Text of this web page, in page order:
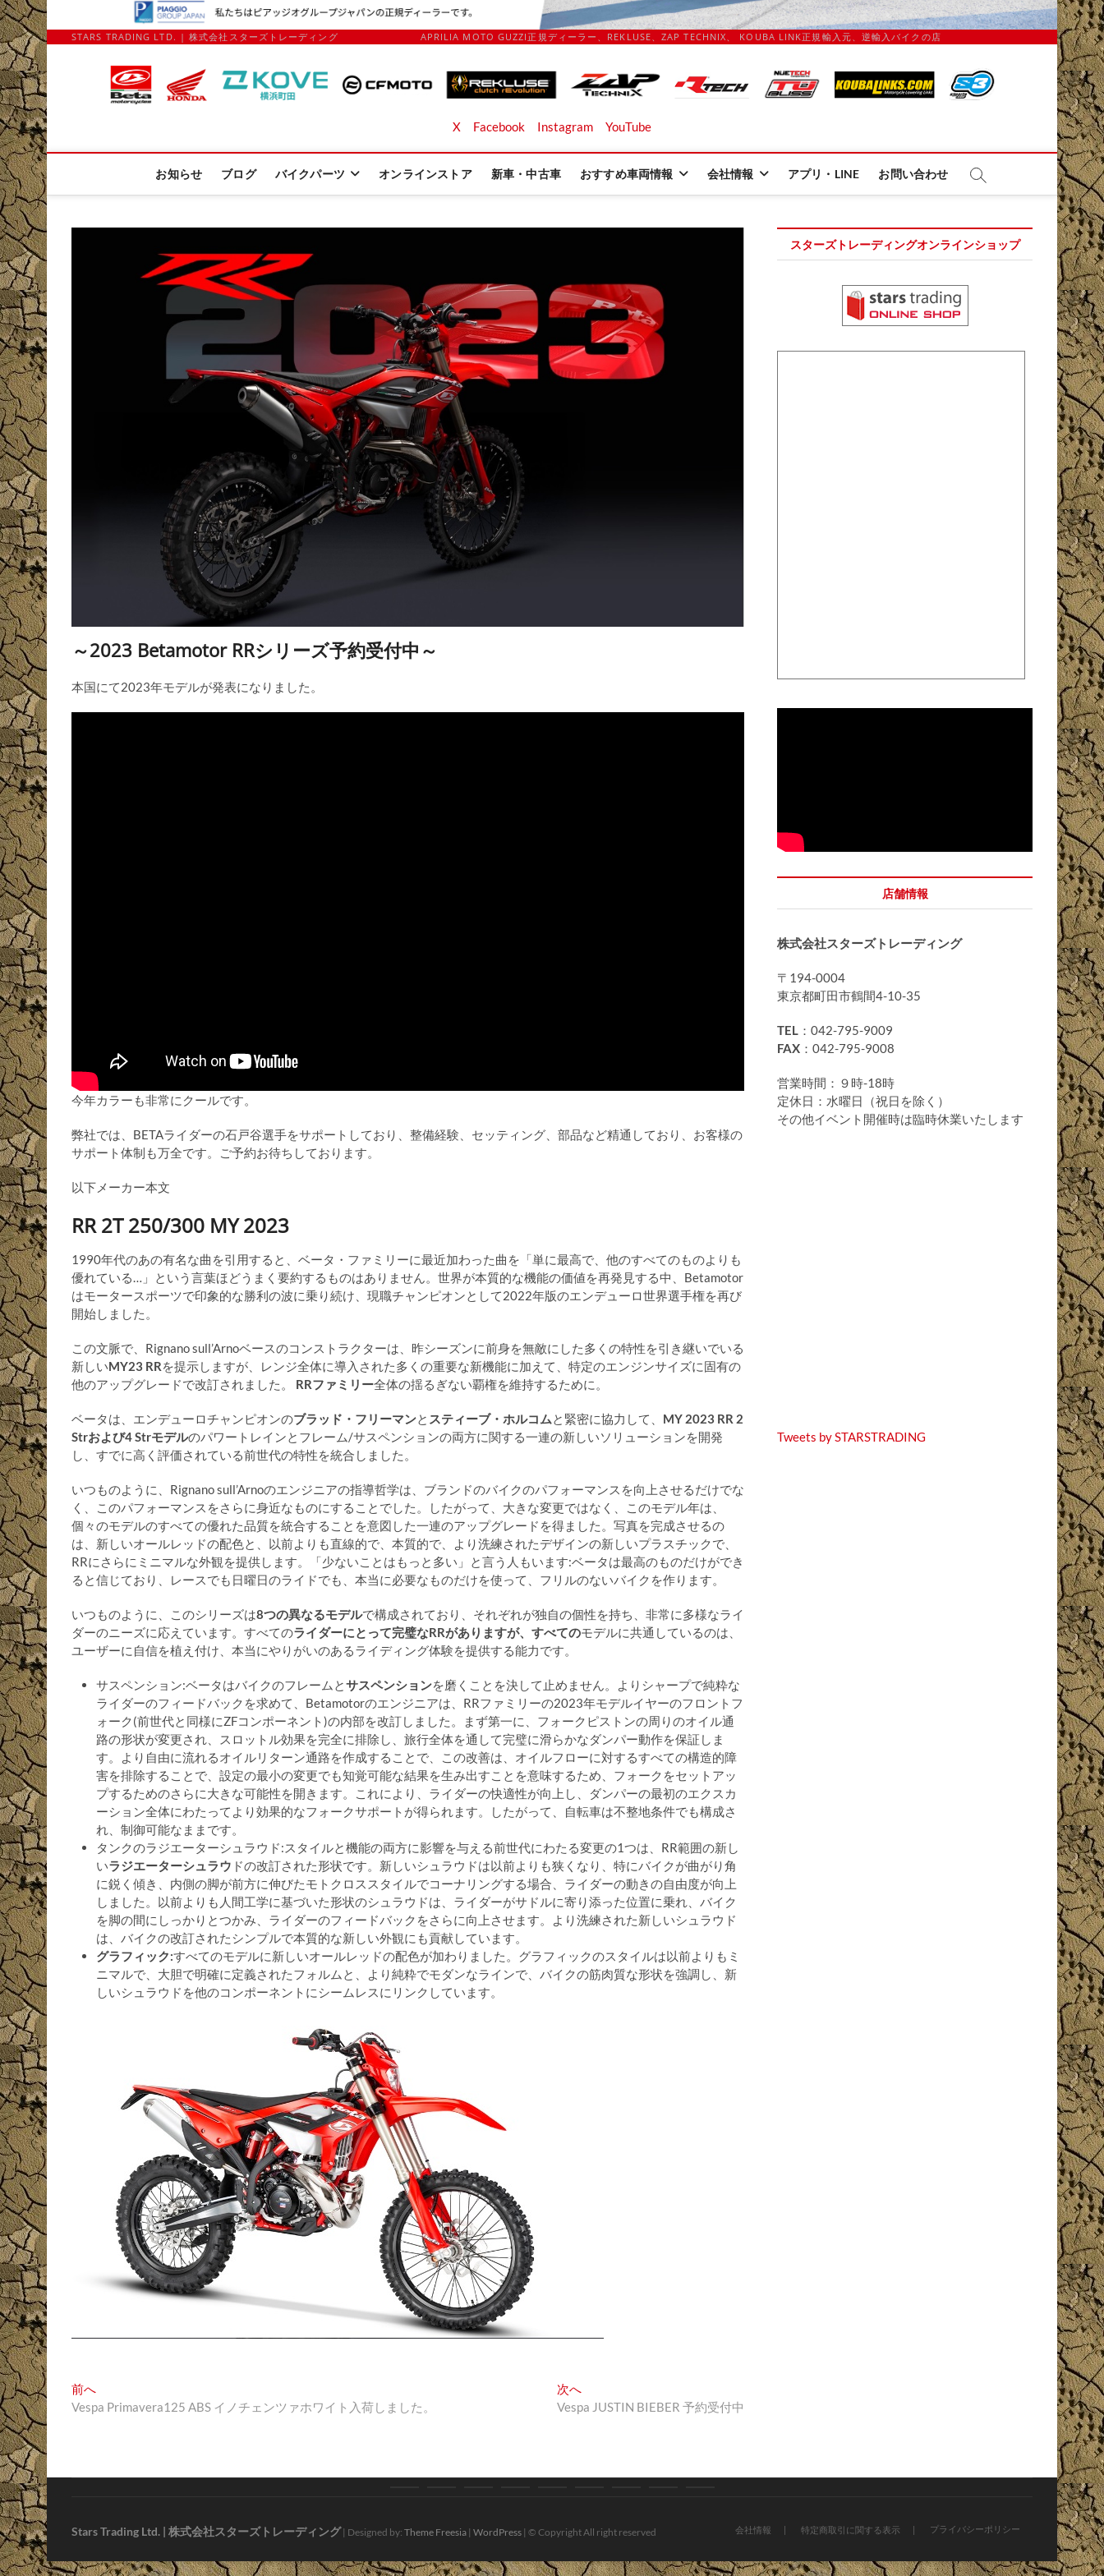
STARS TRADING LTD. | 株式会社スターズトレーディング APRILIA MOTO GUZZI正規ディーラー、REKLUSE、ZAP TECHNIX、 KOUBA LINK正規輸入元、逆輸入バイクの店
Stars Trading Ltd. | 株式会社スターズトレーディング
APRILIA MOTO GUZZI正規ディーラー、REKLUSE、ZAP TECHNIX、 KOUBA LINK正規輸入元、逆輸入バイクの店
X Facebook Instagram YouTube
お知らせ ブログ バイクパーツ オンラインストア 新車・中古車 おすすめ車両情報 会社情報 アプリ・LINE お問い合わせ
～2023 Betamotor RRシリーズ予約受付中～
本国にて2023年モデルが発表になりました。
今年カラーも非常にクールです。
弊社では、BETAライダーの石戸谷選手をサポートしており、整備経験、セッティング、部品など精通しており、お客様の
サポート体制も万全です。ご予約お待ちしております。
以下メーカー本文
RR 2T 250/300 MY 2023
1990年代のあの有名な曲を引用すると、ベータ・ファミリーに最近加わった曲を「単に最高で、他のすべてのものよりも
優れている…」という言葉ほどうまく要約するものはありません。世界が本質的な機能の価値を再発見する中、Betamotor
はモータースポーツで印象的な勝利の波に乗り続け、現職チャンピオンとして2022年版のエンデューロ世界選手権を再び
開始しました。
この文脈で、Rignano sull’Arnoベースのコンストラクターは、昨シーズンに前身を無敵にした多くの特性を引き継いでいる
新しいMY23 RRを提示しますが、レンジ全体に導入された多くの重要な新機能に加えて、特定のエンジンサイズに固有の
他のアップグレードで改訂されました。 RRファミリー全体の揺るぎない覇権を維持するために。
ベータは、エンデューロチャンピオンのブラッド・フリーマンと スティーブ・ホルコムと緊密に協力して、 MY 2023 RR 2
Strおよび4 Strモデルのパワートレインとフレーム/サスペンションの両方に関する一連の新しいソリューションを開発
し、すでに高く評価されている前世代の特性を統合しました。
いつものように、Rignano sull’Arnoのエンジニアの指導哲学は、ブランドのバイクのパフォーマンスを向上させるだけでな
く、このパフォーマンスをさらに身近なものにすることでした。したがって、大きな変更ではなく、このモデル年は、
個々のモデルのすべての優れた品質を統合することを意図した一連のアップグレードを得ました。写真を完成させるの
は、新しいオールレッドの配色と、以前よりも直線的で、本質的で、より洗練されたデザインの新しいプラスチックで、
RRにさらにミニマルな外観を提供します。「少ないことはもっと多い」と言う人もいます:ベータは最高のものだけができ
ると信じており、レースでも日曜日のライドでも、本当に必要なものだけを使って、フリルのないバイクを作ります。
いつものように、このシリーズは8つの異なるモデルで構成されており、それぞれが独自の個性を持ち、非常に多様なライ
ダーのニーズに応えています。すべてのライダーにとって完璧なRRがありますが、すべてのモデルに共通しているのは、
ユーザーに自信を植え付け、本当にやりがいのあるライディング体験を提供する能力です。
サスペンション:ベータはバイクのフレームとサスペンションを磨くことを決して止めません。よりシャープで純粋な
ライダーのフィードバックを求めて、Betamotorのエンジニアは、RRファミリーの2023年モデルイヤーのフロントフ
ォーク(前世代と同様にZFコンポーネント)の内部を改訂しました。まず第一に、フォークピストンの周りのオイル通
路の形状が変更され、スロットル効果を完全に排除し、旅行全体を通して完璧に滑らかなダンパー動作を保証しま
す。より自由に流れるオイルリターン通路を作成することで、この改善は、オイルフローに対するすべての構造的障
害を排除することで、設定の最小の変更でも知覚可能な結果を生み出すことを意味するため、フォークをセットアッ
プするためのさらに大きな可能性を開きます。これにより、ライダーの快適性が向上し、ダンパーの最初のエクスカ
ーション全体にわたってより効果的なフォークサポートが得られます。したがって、自転車は不整地条件でも構成さ
れ、制御可能なままです。
タンクのラジエーターシュラウド:スタイルと機能の両方に影響を与える前世代にわたる変更の1つは、RR範囲の新し
いラジエーターシュラウ ドの改訂された形状です。新しいシュラウドは以前よりも狭くなり、特にバイクが曲がり角
に鋭く傾き、内側の脚が前方に伸びたモトクロススタイルでコーナリングする場合、ライダーの動きの自由度が向上
しました。以前よりも人間工学に基づいた形状のシュラウドは、ライダーがサドルに寄り添った位置に乗れ、バイク
を脚の間にしっかりとつかみ、ライダーのフィードバックをさらに向上させます。より洗練された新しいシュラウド
は、バイクの改訂されたシンプルで本質的な新しい外観にも貢献しています。
グラフィック:すべてのモデルに新しいオールレッドの配色が加わりました。グラフィックのスタイルは以前よりもミ
ニマルで、大胆で明確に定義されたフォルムと、より純粋でモダンなラインで、バイクの筋肉質な形状を強調し、新
しいシュラウドを他のコンポーネントにシームレスにリンクしています。
投
稿
ビ
ー
前へ
去
Vespa Primavera125 ABS イノチェンツァホワイト入荷しました。
次へ
の
Vespa JUSTIN BIEBER 予約受付中
スターズトレーディングオンラインショップ
店舗情報
株式会社スターズトレーディング
〒194-0004
東京都町田市鶴間4-10-35
TEL ：042-795-9009
FAX ：042-795-9008
営業時間：９時-18時
定休日：水曜日（祝日を除く）
その他イベント開催時は臨時休業いたします
Tweets by STARSTRADING
知 ロ イ ン 車・ す 社 会社情報 特定商取引に関する表示 プライバシーポリシー
Stars Trading Ltd. | 株式会社スターズトレーディング| Designed by: Theme Freesia | WordPress | © Copyright All right reserved